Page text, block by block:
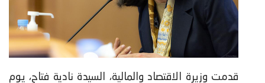
قدمت وزيرة الاقتصاد والمالية، السيدة نادية فتاح، يوم